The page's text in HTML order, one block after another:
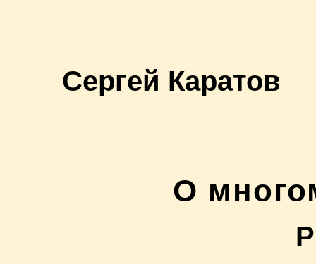
Сергей Каратов
О